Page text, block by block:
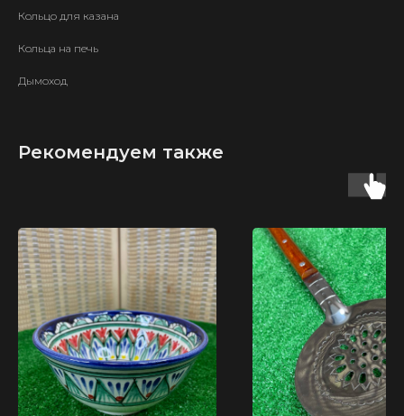
Кольцо для казана
Кольца на печь
Дымоход
Рекомендуем также
КАТАЛОГ
Узбекские казаны
Афганские казаны
Печи для казанов
Тандыры
Мангалы
Шампуры
ОГРН 321583500035040
ИП Карпов Д. В.
ТОВАРОВ